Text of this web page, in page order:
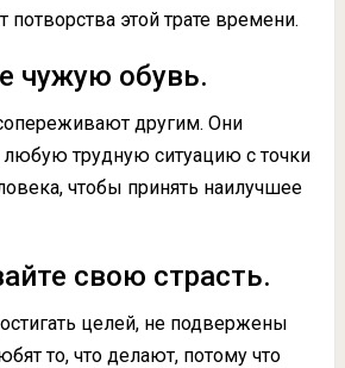
потворства этой трате времени.
чужую обувь.
другим. Они
трудную ситуацию с точки
чтобы принять наилучшее
свою страсть.
целей, не подвержены
то, что делают, потому что